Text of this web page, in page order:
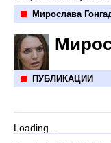
Мирослава
ПУБЛИКАЦИИ
Loading...